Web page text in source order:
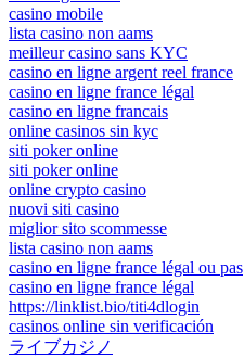
casino mobile
lista casino non aams
meilleur casino sans KYC
casino en ligne argent reel france
casino en ligne france légal
casino en ligne francais
online casinos sin kyc
siti poker online
siti poker online
online crypto casino
nuovi siti casino
miglior sito scommesse
lista casino non aams
casino en ligne france légal ou pas
casino en ligne france légal
https://linklist.bio/titi4dlogin
casinos online sin verificación
ライブカジノ